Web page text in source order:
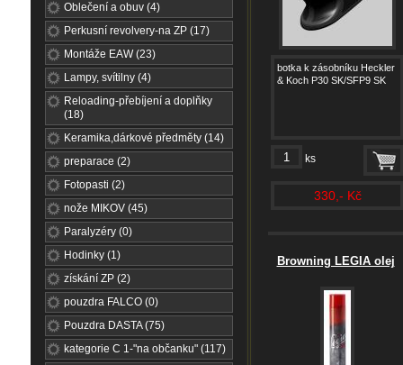
Oblečení a obuv (4)
Perkusní revolvery-na ZP (17)
Montáže EAW (23)
Lampy, svítilny (4)
Reloading-přebíjení a doplňky
(18)
Keramika,dárkové předměty (14)
preparace (2)
Fotopasti (2)
nože MIKOV (45)
Paralyzéry (0)
Hodinky (1)
získání ZP (2)
pouzdra FALCO (0)
Pouzdra DASTA (75)
kategorie C 1-"na občanku" (117)
botka k zásobníku Heckler
& Koch P30 SK/SFP9 SK
ks
330,- Kč
Browning LEGIA olej